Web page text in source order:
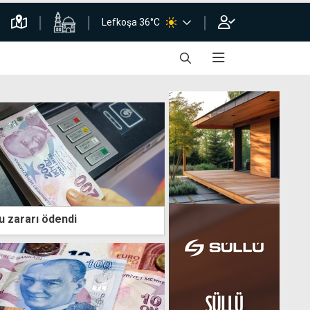
Lefkoşa 36°C
zararı ödendi